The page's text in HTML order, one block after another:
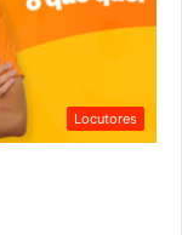
Locutores